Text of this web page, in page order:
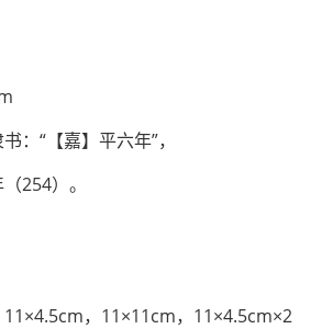
：“嘉平元年十月壬口”，
249）十月。山东掖县出土。